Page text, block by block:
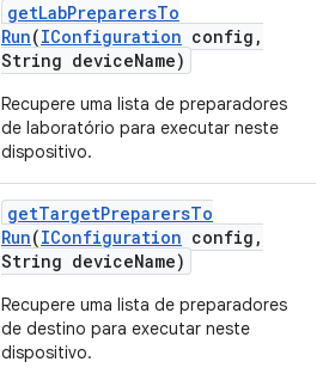
getLabPreparersTo
Run(IConfiguration config ,
String deviceName)
Recupere uma lista de preparadores
de laboratório para executar neste
dispositivo.
getTargetPreparersTo
Run(IConfiguration config ,
String deviceName)
Recupere uma lista de preparadores
de destino para executar neste
dispositivo.